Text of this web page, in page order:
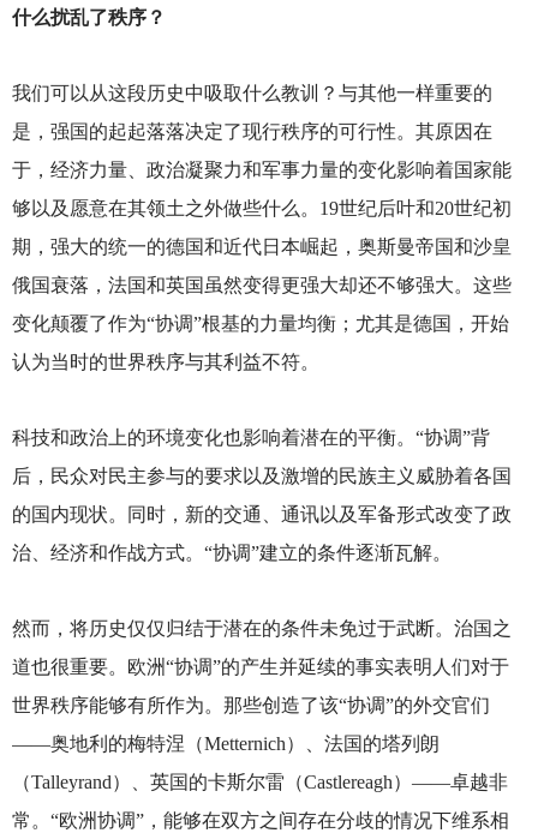
什么扰乱了秩序？
我们可以从这段历史中吸取什么教训？与其他一样重要的
是，强国的起起落落决定了现行秩序的可行性。其原因在
于，经济力量、政治凝聚力和军事力量的变化影响着国家能
够以及愿意在其领土之外做些什么。19世纪后叶和20世纪初
期，强大的统一的德国和近代日本崛起，奥斯曼帝国和沙皇
俄国衰落，法国和英国虽然变得更强大却还不够强大。这些
变化颠覆了作为“协调”根基的力量均衡；尤其是德国，开始
认为当时的世界秩序与其利益不符。
科技和政治上的环境变化也影响着潜在的平衡。“协调”背
后，民众对民主参与的要求以及激增的民族主义威胁着各国
的国内现状。同时，新的交通、通讯以及军备形式改变了政
治、经济和作战方式。“协调”建立的条件逐渐瓦解。
然而，将历史仅仅归结于潜在的条件未免过于武断。治国之
道也很重要。欧洲“协调”的产生并延续的事实表明人们对于
世界秩序能够有所作为。那些创造了该“协调”的外交官们
——奥地利的梅特涅（Metternich）、法国的塔列朗
（Talleyrand）、英国的卡斯尔雷（Castlereagh）——卓越非
常。“欧洲协调”，能够在双方之间存在分歧的情况下维系相